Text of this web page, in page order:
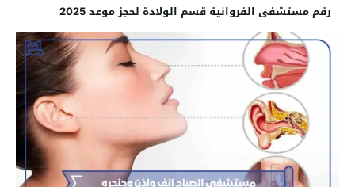
رقم مستشفى الفروانية قسم الولادة لحجز موعد 2025